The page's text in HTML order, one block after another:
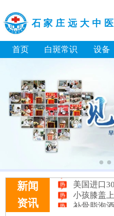
石家庄远大中
首页 白斑常识 设备
新闻
资讯
淘宝购买
大面积白
美国进口308激
小孩膝盖上有
补骨脂泡酒
伍德灯下白